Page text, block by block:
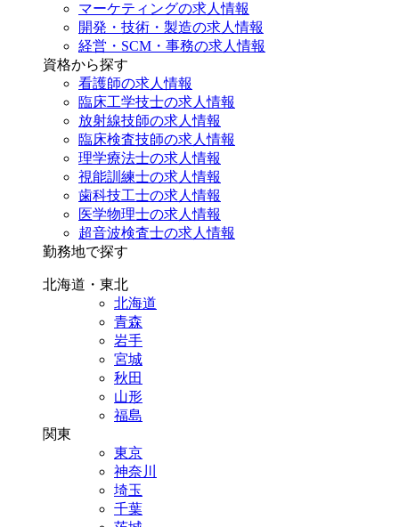
マーケティングの求人情報
開発・技術・製造の求人情報
経営・SCM・事務の求人情報
資格から探す
看護師の求人情報
臨床工学技士の求人情報
放射線技師の求人情報
臨床検査技師の求人情報
理学療法士の求人情報
視能訓練士の求人情報
歯科技工士の求人情報
医学物理士の求人情報
超音波検査士の求人情報
勤務地で探す
北海道・東北
北海道
青森
岩手
宮城
秋田
山形
福島
関東
東京
神奈川
埼玉
千葉